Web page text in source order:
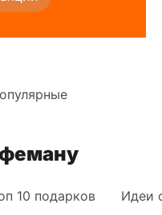
10 подарков Идеи